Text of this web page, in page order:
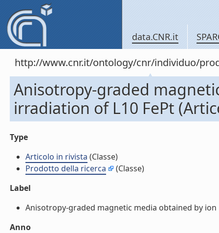
data.CNR.it
http://www.cnr.it/ontology/cnr/individuo/
Anisotropy-graded
irradiation of L10 FePt
Type
Articolo in rivista (Classe)
Prodotto della ricerca
(Classe)
Label
Anisotropy-graded magnetic media obtained by
Anno